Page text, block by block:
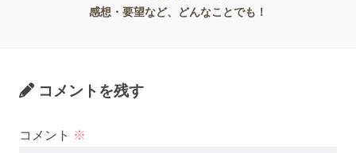
感想・要望など、どんなことでも！
コメントを残す
コメント ※